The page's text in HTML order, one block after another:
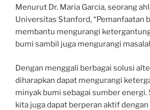
Menurut Dr. Maria Garcia, seorang
Universitas Stanford, “Pemanfaatan
membantu mengurangi
bumi sambil juga mengurangi
Dengan menggali berbagai solusi
diharapkan dapat mengurangi
minyak bumi sebagai sumber energi.
kita juga dapat berperan aktif